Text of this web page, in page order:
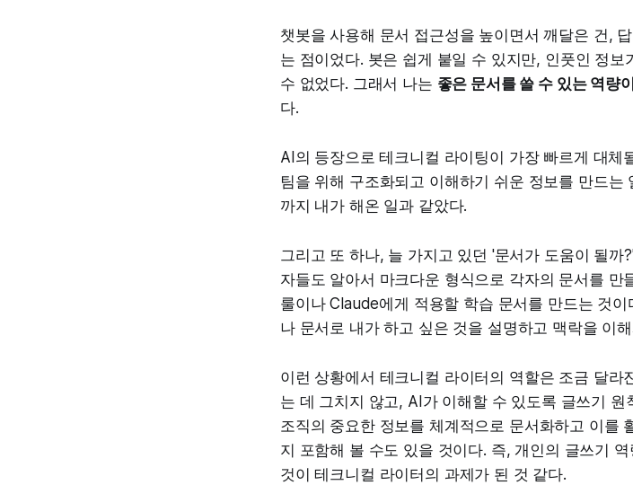
챗봇을 사용해 문서 접근성을 높이면서 깨달은 건,
는 점이었다. 봇은 쉽게 붙일 수 있지만, 인풋인 정
수 없었다. 그래서 나는 좋은 문서를 쓸 수 있는 역량
다.
AI의 등장으로 테크니컬 라이팅이 가장 빠르게 대체
팀을 위해 구조화되고 이해하기 쉬운 정보를 만드
까지 내가 해온 일과 같았다.
그리고 또 하나, 늘 가지고 있던 '문서가 도움이 될
자들도 알아서 마크다운 형식으로 각자의 문서를
룰이나 Claude에게 적용할 학습 문서를 만드는 것
나 문서로 내가 하고 싶은 것을 설명하고 맥락을 이
이런 상황에서 테크니컬 라이터의 역할은 조금 달
는 데 그치지 않고, AI가 이해할 수 있도록 글쓰기
조직의 중요한 정보를 체계적으로 문서화하고 이를
지 포함해 볼 수도 있을 것이다. 즉, 개인의 글쓰기
것이 테크니컬 라이터의 과제가 된 것 같다.